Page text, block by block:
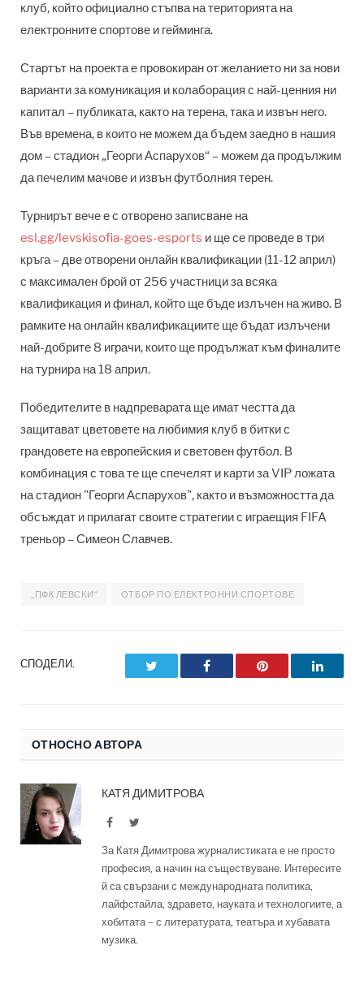
клуб, който официално стъпва на територията на
електронните спортове и гейминга.
Стартът на проекта е провокиран от желанието ни за нови
варианти за комуникация и колаборация с най-ценния ни
капитал – публиката, както на терена, така и извън него.
Във времена, в които не можем да бъдем заедно в нашия
дом – стадион „Георги Аспарухов“ – можем да продължим
да печелим мачове и извън футболния терен.
Турнирът вече е с отворено записване на
esl.gg/levskisofia-goes-esports и ще се проведе в три
кръга – две отворени онлайн квалификации (11-12 април)
с максимален брой от 256 участнициза всяка
квалификация и финал, който ще бъде излъчен на живо. В
рамките на онлайн квалификациите ще бъдат излъчени
най-добрите 8 играчи, които ще продължат към финалите
на турнира на 18 април.
Победителите в надпреварата ще имат честта да
защитават цветовете на любимия клуб в битки с
грандовете на европейския и световен футбол. В
комбинация с това те ще спечелят и карти за VIP ложата
на стадион "Георги Аспарухов", както и възможността да
обсъждат и прилагат своите стратегии с играещия FIFA
треньор – Симеон Славчев.
„ПФК ЛЕВСКИ“ ОТБОР ПО ЕЛЕКТРОННИ СПОРТОВЕ
СПОДЕЛИ. Facebook Pinterest
ОТНОСНО АВТОРА
КАТЯ ДИМИТРОВА
FacebookTwitter
За Катя Димитрова журналистиката е не просто
професия, а начин на съществуване. Интересите
й са свързани с международната политика,
лайфстайла, здравето, науката и технологиите, а
хобитата – с литературата, театъра и хубавата
музика.